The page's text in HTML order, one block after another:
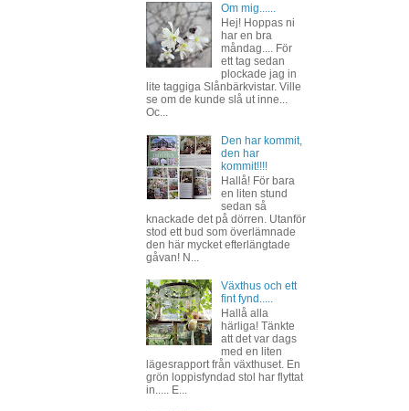
Om mig......
Hej! Hoppas ni
har en bra
måndag.... För
ett tag sedan
plockade jag in
lite taggiga Slånbärkvistar. Ville
se om de kunde slå ut inne...
Oc...
Den har kommit,
den har
kommit!!!!
Hallå! För bara
en liten stund
sedan så
knackade det på dörren. Utanför
stod ett bud som överlämnade
den här mycket efterlängtade
gåvan! N...
Växthus och ett
fint fynd.....
Hallå alla
härliga! Tänkte
att det var dags
med en liten
lägesrapport från växthuset. En
grön loppisfyndad stol har flyttat
in..... E...